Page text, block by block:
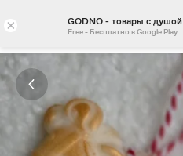
× GODNO - товары с душой
Free - Бесплатно в Google Play